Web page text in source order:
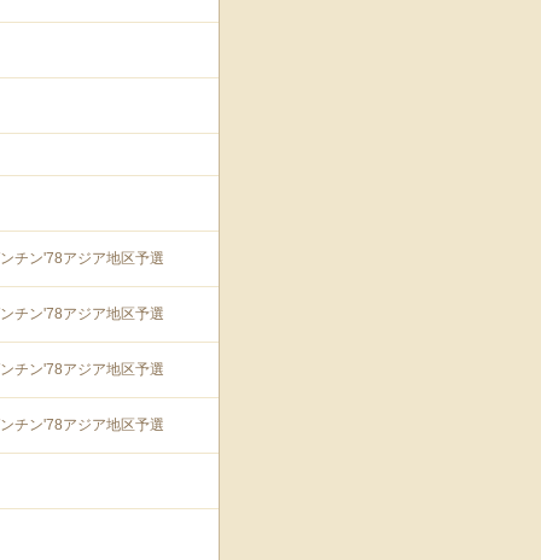
チン'78アジア地区予選
チン'78アジア地区予選
チン'78アジア地区予選
チン'78アジア地区予選